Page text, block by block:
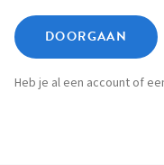
DOORGAAN
Heb je al een account of